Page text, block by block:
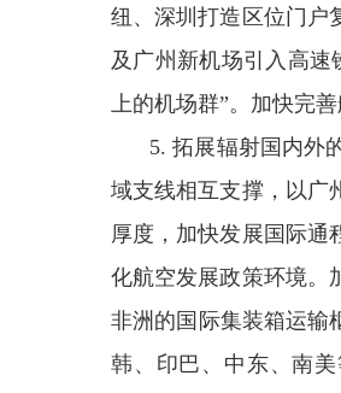
纽、深圳打造区位门户
及广州新机场引入高速
上的机场群”。加快完
5. 拓展辐射国内外
域支线相互支撑，以广
厚度，加快发展国际通
化航空发展政策环境。
非洲的国际集装箱运输
韩、印巴、中东、南